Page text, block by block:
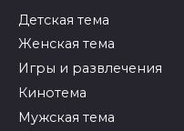
Детская тема
Женская тема
Игры и развлечения
Кинотема
Мужская тема